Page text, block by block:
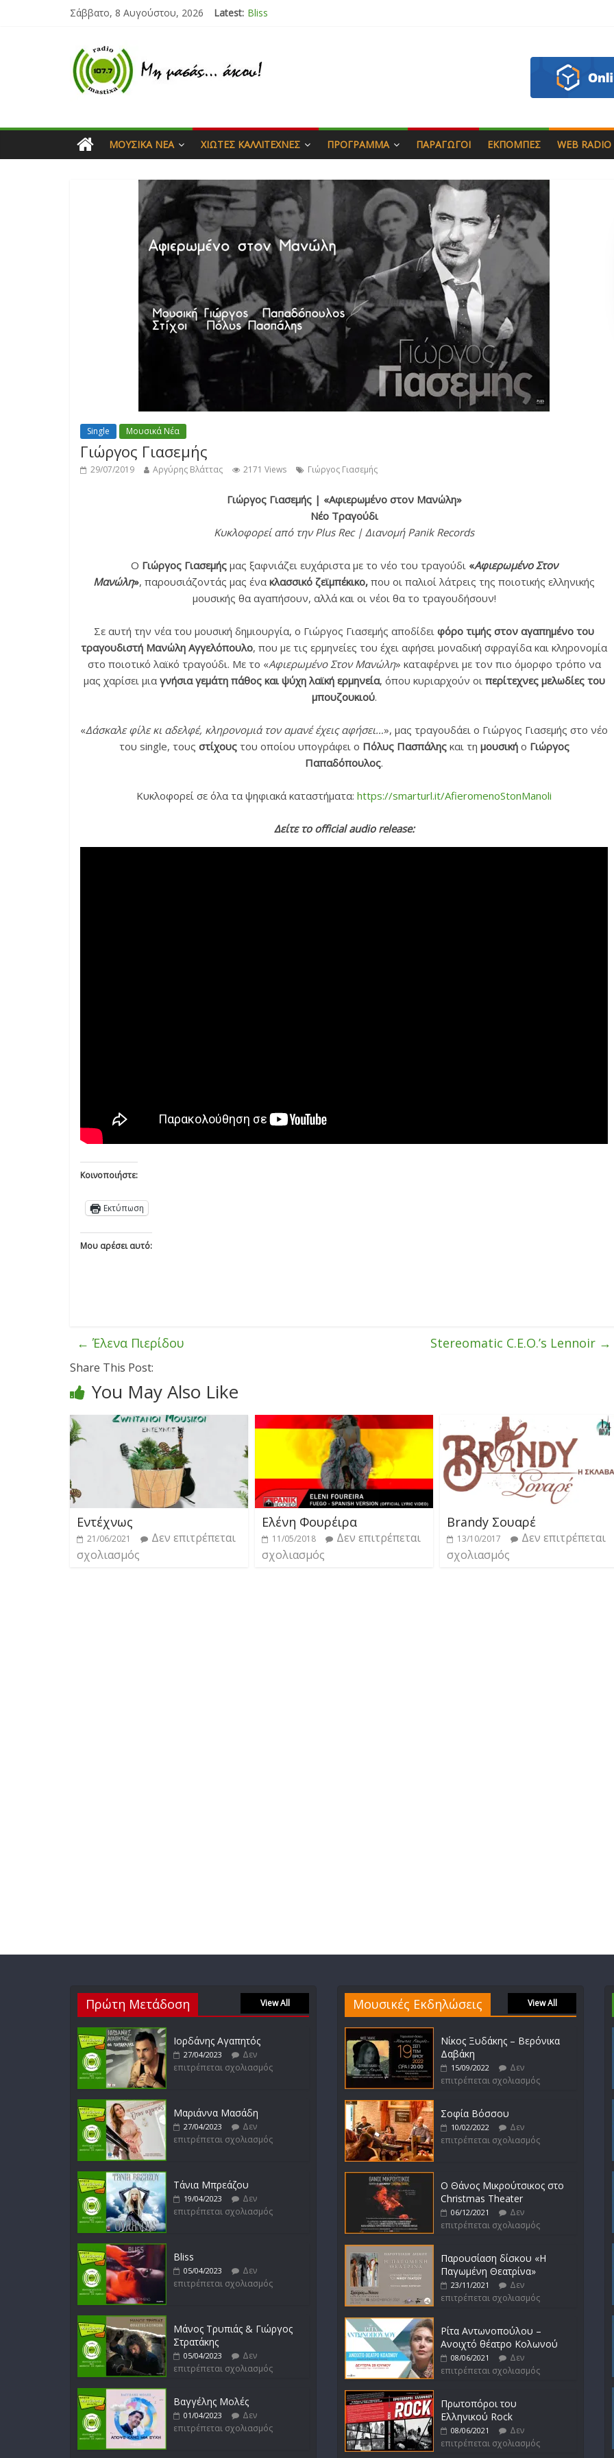
Σάββατο, 8 Αυγούστου, 2026 Latest: Bliss
Τάνια Μπρεάζου
ΜΟΥΣΙΚΆ ΝΈΑ ΧΙΏΤΕΣ ΚΑΛΛΙΤΈΧΝΕΣ ΠΡΌΓΡΑΜΜΑ ΠΑΡΑΓΩΓΟΊ ΕΚΠΟΜΠΈΣ WEB RADIO
Single Μουσικά Νέα
Γιώργος Γιασεμής
29/07/2019 Αργύρης Βλάττας 2171 Views Γιώργος Γιασεμής
Γιώργος Γιασεμής | «Αφιερωμένο στον Μανώλη»
Νέο Τραγούδι
Κυκλοφορεί από την Plus Rec | Διανομή Panik Records
Ο Γιώργος Γιασεμήςμας ξαφνιάζει ευχάριστα με το νέο του τραγούδι «Αφιερωμένο Στον
Μανώλη», παρουσιάζοντάς μας ένα κλασσικό ζεϊμπέκικο, που οι παλιοί λάτρεις της ποιοτικής ελληνικής
μουσικής θα αγαπήσουν, αλλά και οι νέοι θα το τραγουδήσουν!
Σε αυτή την νέα του μουσική δημιουργία, ο Γιώργος Γιασεμής αποδίδει φόρο τιμής στον αγαπημένο του
τραγουδιστή Μανώλη Αγγελόπουλο, που με τις ερμηνείες του έχει αφήσει μοναδική σφραγίδα και κληρονομία
στο ποιοτικό λαϊκό τραγούδι. Με το «Αφιερωμένο Στον Μανώλη» καταφέρνει με τον πιο όμορφο τρόπο να
μας χαρίσει μια γνήσια γεμάτη πάθος και ψύχη λαϊκή ερμηνεία, όπου κυριαρχούν οι περίτεχνες μελωδίες του
μπουζουκιού.
«Δάσκαλε φίλε κι αδελφέ, κληρονομιά τον αμανέ έχεις αφήσει…», μας τραγουδάει ο Γιώργος Γιασεμής στο νέο
του single, τους στίχουςτου οποίου υπογράφει ο Πόλυς Πασπάληςκαι τη μουσικήο Γιώργος
Παπαδόπουλος.
Κυκλοφορεί σε όλα τα ψηφιακά καταστήματα: https://smarturl.it/AfieromenoStonManoli
Δείτε το official audio release:
Κοινοποιήστε:
Εκτύπωση
Μου αρέσει αυτό:
← Έλενα Πιερίδου Stereomatic C.E.O.’s Lennoir →
Share This Post:
You May Also Like
Εντέχνως
21/06/2021
Δεν επιτρέπεται
σχολιασμός
Ελένη Φουρέιρα
11/05/2018
Δεν επιτρέπεται
σχολιασμός
Brandy Σουαρέ
13/10/2017
Δεν επιτρέπεται
σχολιασμός
Πρώτη Μετάδοση View All
Ιορδάνης Αγαπητός
27/04/2023
Δεν
επιτρέπεται σχολιασμός
Μαριάννα Μασάδη
27/04/2023
Δεν
επιτρέπεται σχολιασμός
Τάνια Μπρεάζου
19/04/2023
Δεν
επιτρέπεται σχολιασμός
Bliss
05/04/2023
Δεν
επιτρέπεται σχολιασμός
Μάνος Τρυπιάς & Γιώργος
Στρατάκης
05/04/2023
Δεν
επιτρέπεται σχολιασμός
Βαγγέλης Μολές
01/04/2023
Δεν
επιτρέπεται σχολιασμός
Μουσικές Εκδηλώσεις View All
Νίκος Ξυδάκης – Βερόνικα
Δαβάκη
15/09/2022
Δεν
επιτρέπεται σχολιασμός
Σοφία Βόσσου
10/02/2022
Δεν
επιτρέπεται σχολιασμός
Ο Θάνος Μικρούτσικος στο
Christmas Theater
06/12/2021
Δεν
επιτρέπεται σχολιασμός
Παρουσίαση δίσκου «Η
Παγωμένη Θεατρίνα»
23/11/2021
Δεν
επιτρέπεται σχολιασμός
Ρίτα Αντωνοπούλου –
Ανοιχτό θέατρο Κολωνού
08/06/2021
Δεν
επιτρέπεται σχολιασμός
Πρωτοπόροι του
Ελληνικού Rock
08/06/2021
Δεν
επιτρέπεται σχολιασμός